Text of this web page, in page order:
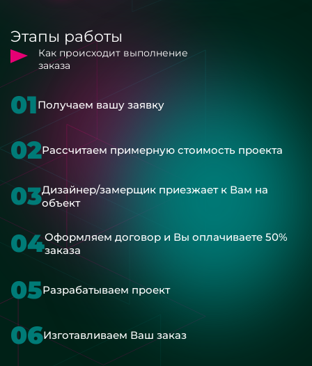
Этапы работы
Как происходит выполнение
заказа
01Получаем вашу заявку
02Рассчитаем примерную стоимость проекта
03Дизайнер/замерщик приезжает к Вам на
объект
04Оформляем договор и Вы оплачиваете 50%
заказа
05Разрабатываем проект
06Изготавливаем Ваш заказ